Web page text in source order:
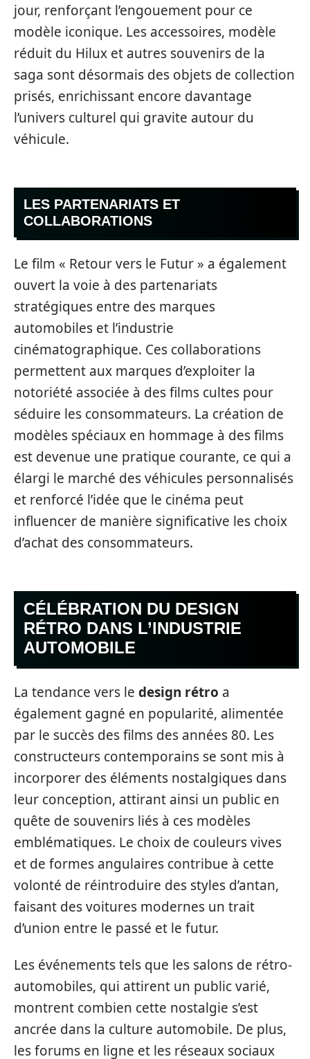
jour, renforçant l’engouement pour ce
modèle iconique. Les accessoires, modèle
réduit du Hilux et autres souvenirs de la
saga sont désormais des objets de collection
prisés, enrichissant encore davantage
l’univers culturel qui gravite autour du
véhicule.
LES PARTENARIATS ET
COLLABORATIONS
Le film « Retour vers le Futur » a également
ouvert la voie à des partenariats
stratégiques entre des marques
automobiles et l’industrie
cinématographique. Ces collaborations
permettent aux marques d’exploiter la
notoriété associée à des films cultes pour
séduire les consommateurs. La création de
modèles spéciaux en hommage à des films
est devenue une pratique courante, ce qui a
élargi le marché des véhicules personnalisés
et renforcé l’idée que le cinéma peut
influencer de manière significative les choix
d’achat des consommateurs.
CÉLÉBRATION DU DESIGN
RÉTRO DANS L’INDUSTRIE
AUTOMOBILE
La tendance vers le design rétro a
également gagné en popularité, alimentée
par le succès des films des années 80. Les
constructeurs contemporains se sont mis à
incorporer des éléments nostalgiques dans
leur conception, attirant ainsi un public en
quête de souvenirs liés à ces modèles
emblématiques. Le choix de couleurs vives
et de formes angulaires contribue à cette
volonté de réintroduire des styles d’antan,
faisant des voitures modernes un trait
d’union entre le passé et le futur.
Les événements tels que les salons de rétro-
automobiles, qui attirent un public varié,
montrent combien cette nostalgie s’est
ancrée dans la culture automobile. De plus,
les forums en ligne et les réseaux sociaux